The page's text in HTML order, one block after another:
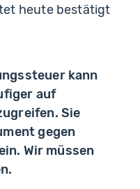
heute bestätigt
kann
auf
Sie
gegen
Wir müssen